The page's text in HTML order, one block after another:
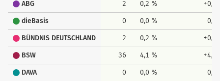
ABG 2 0,2 % +0,2
dieBasis 0 0,0 % 0,0
BÜNDNIS DEUTSCHLAND 2 0,2 % +0,2
BSW 36 4,1 % +4,1
DAVA 0 0,0 % 0,0